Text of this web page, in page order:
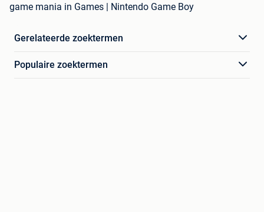
game mania in Games | Nintendo Game Boy
Gerelateerde zoektermen
Populaire zoektermen